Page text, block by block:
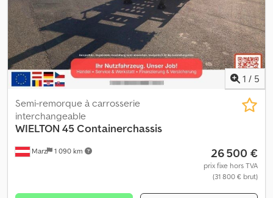
1 / 5
Marz 1 090 km
Semi-remorque à carrosserie
interchangeable
WIELTON 45 Containerchassis
26 500 €
prix fixe hors TVA
(31 800 € brut)